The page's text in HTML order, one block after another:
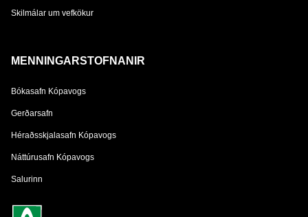
Skilmálar um vefkökur
MENNINGARSTOFNANIR
Bókasafn Kópavogs
Gerðarsafn
Héraðsskjalasafn Kópavogs
Náttúrusafn Kópavogs
Salurinn